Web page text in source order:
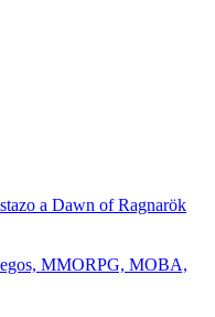
a Dawn of Ragnarök
MMORPG, MOBA,